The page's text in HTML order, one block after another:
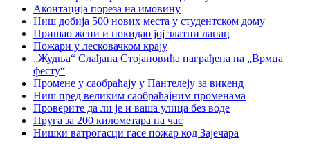
Аконтација пореза на имовину
Ниш добија 500 нових места у студентском дому
Пришао жени и покидао јој златни ланац
Пожари у лесковачком крају
„Жудња“ Слађана Стојановића награђена на „Врмџа
фесту“
Промене у саобраћају у Пантелеју за викенд
Ниш пред великим саобраћајним променама
Проверите да ли је и ваша улица без воде
Пруга за 200 километара на час
Нишки ватрогасци гасе пожар код Зајечара